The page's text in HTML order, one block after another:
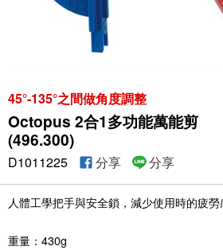
45°-135°之間做角度調整
Octopus 2合1多功能萬能剪
(496.300)
D1011225 分享 分享
人體工學把手與安全鎖，減少使用時的疲
重量：430g